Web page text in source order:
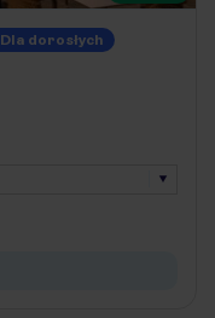
Dla dorosłych